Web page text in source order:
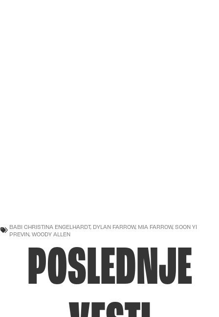
BABI CHRISTINA ENGELHARDT, DYLAN FARROW, MIA FARROW, SOON YI
PREVIN, WOODY ALLEN
POSLEDNJE